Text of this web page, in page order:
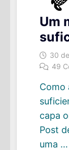
Um
30
49
Como
capa
Post
uma …